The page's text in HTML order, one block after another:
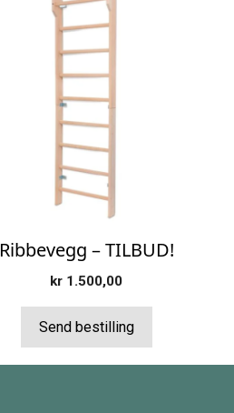
Ribbevegg – TILBUD!
kr 1.500,00
Send bestilling